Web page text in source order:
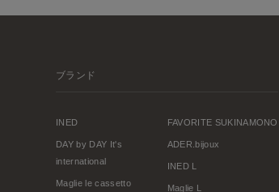
ブランド
INED
DAY by DAY It's
international
Maglie le cassetto
FAVORITE SUKINAMONO
ADER.bijoux
INED L
Maglie L